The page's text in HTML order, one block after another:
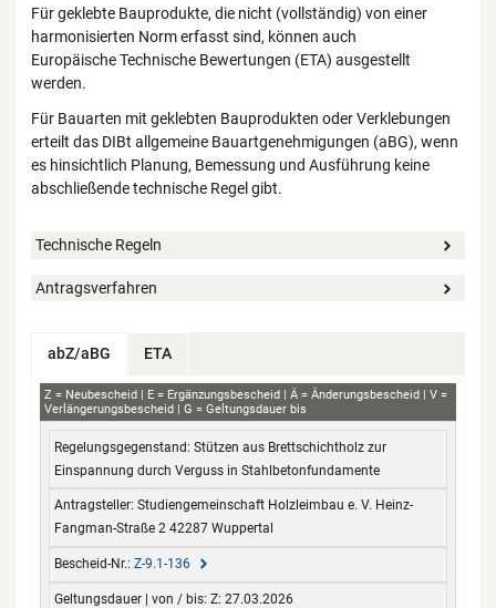
Für geklebte Bauprodukte, die nicht (vollständig) von einer
harmonisierten Norm erfasst sind, können auch
Europäische Technische Bewertungen (ETA) ausgestellt
werden.
Für Bauarten mit geklebten Bauprodukten oder Verklebungen
erteilt das DIBt allgemeine Bauartgenehmigungen (aBG), wenn
es hinsichtlich Planung, Bemessung und Ausführung keine
abschließende technische Regel gibt.
Technische Regeln
Antragsverfahren
abZ/aBG ETA
abZ+aBG
Z Neubescheid E Ergänzungsbescheid Ä Änderungsbescheid
V
Verlängerungsbescheid
G Geltungsdauer bis
Stützen aus Brettschichtholz zur
Einspannung durch Verguss in Stahlbetonfundamente
Studiengemeinschaft Holzleimbau e. V. Heinz-
Fangman-Straße 2 42287 Wuppertal
Z-9.1-136
Z: 27.03.2026